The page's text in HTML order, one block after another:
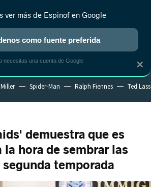
REALITY ANIME RANKINGS CINE
Spider-Man Ralph Fiennes Ted
demuestra que es
hora de sembrar las
temporada
×
ver más de Espinof en Google
como fuente preferida
necesitas una cuenta de Google